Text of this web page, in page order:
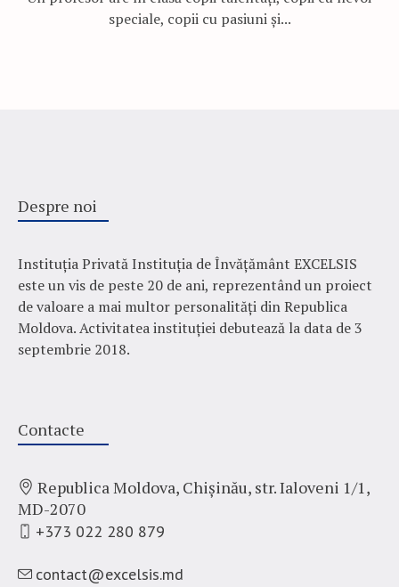
speciale, copii cu pasiuni și...
Despre noi
Instituția Privată Instituția de Învățământ EXCELSIS
este un vis de peste 20 de ani, reprezentând un proiect
de valoare a mai multor personalități din Republica
Moldova. Activitatea instituției debutează la data de 3
septembrie 2018.
Contacte
Republica Moldova, Chișinău, str. Ialoveni 1/1,
MD-2070
+373 022 280 879
contact@excelsis.md